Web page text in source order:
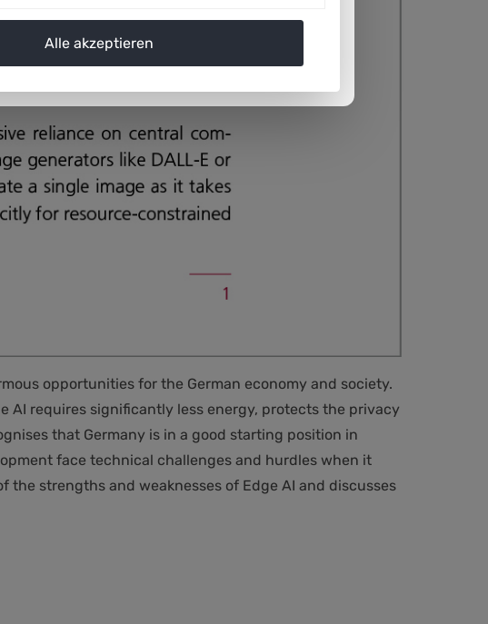
opportunities for the German economy and society.
AI requires significantly less energy, protects the privacy
that Germany is in a good starting position in
face technical challenges and hurdles when it
strengths and weaknesses of Edge AI and discusses
Alle akzeptieren